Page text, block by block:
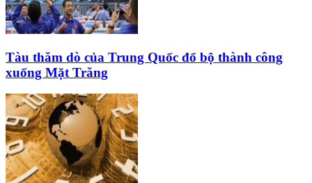
Tàu thăm dò của Trung Quốc đổ bộ thành công
xuống Mặt Trăng